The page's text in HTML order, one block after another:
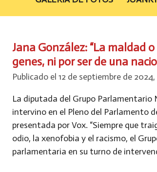
Jana González: “La maldad
genes, ni por ser de una
Publicado el 12 de septiembre de 2024,
La diputada del Grupo Parlamentario
intervino en el Pleno del Parlamento
presentada por Vox. “Siempre que
odio, la xenofobia y el racismo, el
parlamentaria en su turno de